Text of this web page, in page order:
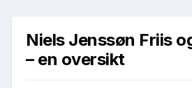
Niels Jenssøn Friis
– en oversikt